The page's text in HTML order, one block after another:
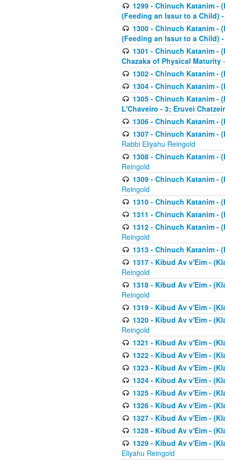
1299 - Chinuch Katanim -
(Feeding an Issur to a Child)
1300 - Chinuch Katanim -
(Feeding an Issur to a Child)
1301 - Chinuch Katanim -
Chazaka of Physical Maturity
1302 - Chinuch Katanim -
1304 - Chinuch Katanim -
1305 - Chinuch Katanim -
L'Chaveiro - 3; Eruvei
1306 - Chinuch Katanim -
1307 - Chinuch Katanim -
Rabbi Eliyahu Reingold
1308 - Chinuch Katanim -
Reingold
1309 - Chinuch Katanim -
Reingold
1310 - Chinuch Katanim -
1311 - Chinuch Katanim -
1312 - Chinuch Katanim -
Reingold
1313 - Chinuch Katanim -
1317 - Kibud Av v'Eim -
Reingold
1318 - Kibud Av v'Eim -
Reingold
1319 - Kibud Av v'Eim -
1320 - Kibud Av v'Eim -
Reingold
1321 - Kibud Av v'Eim -
1322 - Kibud Av v'Eim -
1323 - Kibud Av v'Eim -
1324 - Kibud Av v'Eim -
1325 - Kibud Av v'Eim -
1326 - Kibud Av v'Eim -
1327 - Kibud Av v'Eim -
1328 - Kibud Av v'Eim -
1329 - Kibud Av v'Eim -
Eliyahu Reingold